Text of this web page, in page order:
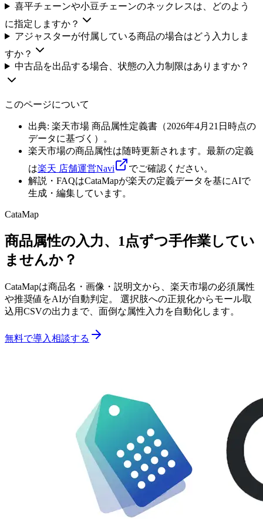
喜平チェーンや小豆チェーンのネックレスは、どのよう
に指定しますか？
アジャスターが付属している商品の場合はどう入力しま
すか？
中古品を出品する場合、状態の入力制限はありますか？
このページについて
出典: 楽天市場 商品属性定義書（2026年4月21日 時点の
データに基づく）。
楽天市場の商品属性は随時更新されます。最新の定義
は楽天 店舗運営Navi
でご確認ください。
解説・FAQはCataMapが楽天の定義データを基にAIで
生成・編集しています。
CataMap
商品属性の入力、1点ずつ手作業してい
ませんか？
CataMapは商品名・画像・説明文から、楽天市場の必須属性
や推奨値をAIが自動判定。 選択肢への正規化からモール取
込用CSVの出力まで、面倒な属性入力を自動化します。
無料で導入相談する